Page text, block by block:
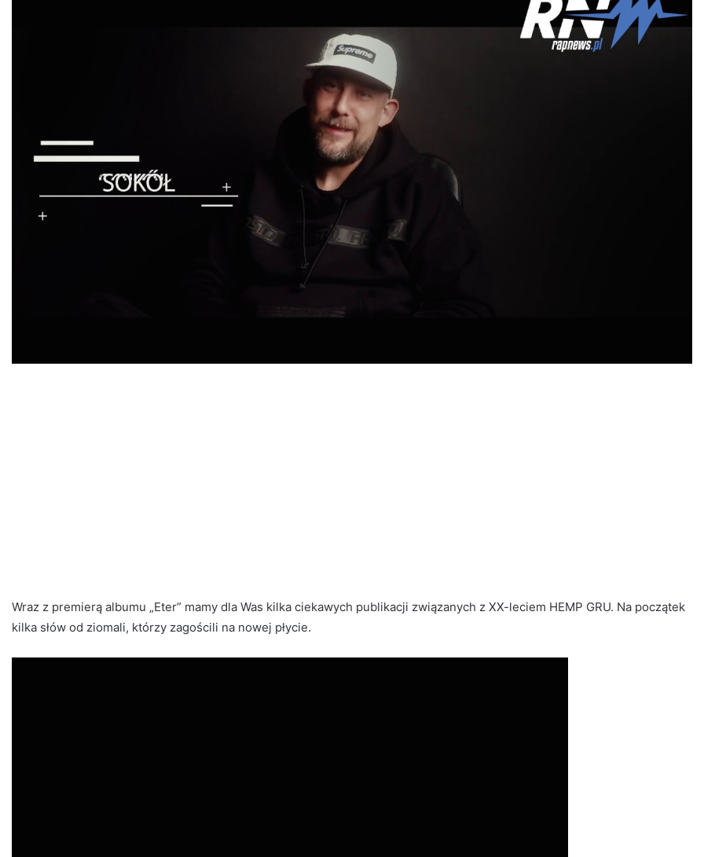
Wraz z premierą albumu „Eter” mamy dla Was kilka ciekawych publikacji związanych z XX-leciem HEMP GRU. Na początek
kilka słów od ziomali, którzy zagościli na nowej płycie.